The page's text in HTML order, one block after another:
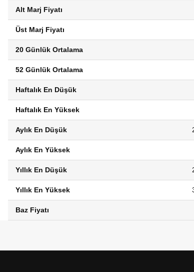
Alt Marj Fiyatı
Üst Marj Fiyatı
20 Günlük Ortalama
52 Günlük Ortalama
Haftalık En Düşük
Haftalık En Yüksek
Aylık En Düşük
Aylık En Yüksek
Yıllık En Düşük
Yıllık En Yüksek
Baz Fiyatı